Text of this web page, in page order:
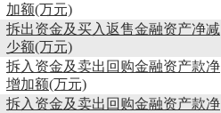
加额(万元)
拆出资金及买入返售金融资产净减
少额(万元)
拆入资金及卖出回购金融资产款净
增加额(万元)
拆入资金及卖出回购金融资产款净